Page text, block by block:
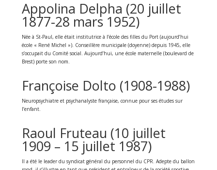
Appolina Delpha (20 juillet
1877-28 mars 1952)
Née à St-Paul, elle était institutrice à l’école des filles du Port (aujourd’hui
école « René Michel »). Conseillère municipale (doyenne) depuis 1945, elle
s’occupait du Comité social. Aujourd’hui, une école maternelle (boulevard de
Brest) porte son nom.
Françoise Dolto (1908-1988)
Neuropsychiatre et psychanalyste française, connue pour ses études sur
l’enfant.
Raoul Fruteau (10 juillet
1909 – 15 juillet 1987)
Il a été le leader du syndicat général du personnel du CPR. Adepte du ballon